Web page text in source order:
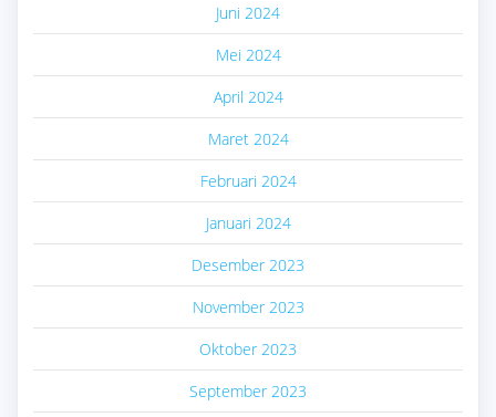
Juni 2024
Mei 2024
April 2024
Maret 2024
Februari 2024
Januari 2024
Desember 2023
November 2023
Oktober 2023
September 2023